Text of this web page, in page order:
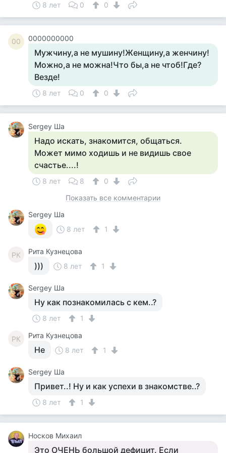
8 лет 0 0
00 0000000000
Мужчину,а не мушину!Женщину,а женчину!
Можно,а не можна!Что бы,а не чтоб!Где?
Везде!
8 лет 0 0
Sergey Ша
Надо искать, знакомится, общаться.
Может мимо ходишь и не видишь свое
счастье....!
8 лет 8
0
Показать все комментарии
Sergey Ша
8 лет
1
РК Рита Кузнецова
))) 8 лет 1
Sergey Ша
Ну как познакомилась с кем..?
8 лет 1
РК Рита Кузнецова
Не 8 лет 1
Sergey Ша
Привет..! Ну и как успехи в знакомстве..?
8 лет 1
Носков Михаил
Это ОЧЕНЬ большой дефицит. Если